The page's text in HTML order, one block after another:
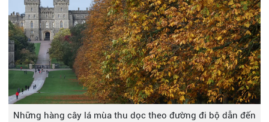
Những hàng cây lá mùa thu dọc theo đường đi bộ dẫn đến